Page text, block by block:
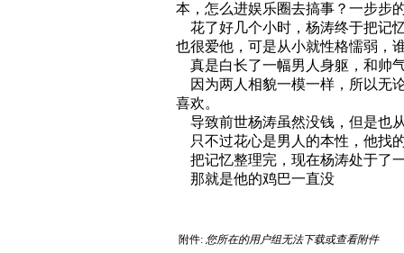
本，怎么进娱乐圈去搞事？一步步
花了好几个小时，杨涛终于把记
也很爱他，可是从小就性格懦弱，
真是白长了一幅男人身躯，和帅
因为两人相貌一模一样，所以无
喜欢。
导致前世杨涛虽然没钱，但是也
只不过花心是男人的本性，他找
把记忆整理完，现在杨涛处于了
那就是他的鸡巴一直没
附件:您所在的用户组无法下载或查看附件